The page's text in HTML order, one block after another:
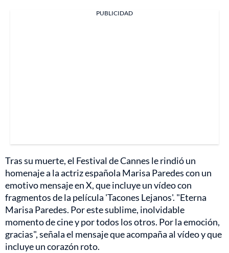
PUBLICIDAD
Tras su muerte, el Festival de Cannes le rindió un
homenaje a la actriz española Marisa Paredes con un
emotivo mensaje en X, que incluye un vídeo con
fragmentos de la película 'Tacones Lejanos'. "Eterna
Marisa Paredes. Por este sublime, inolvidable
momento de cine y por todos los otros. Por la emoción,
gracias", señala el mensaje que acompaña al vídeo y que
incluye un corazón roto.